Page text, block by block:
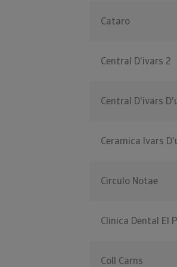
Cataro
Central D'ivars 2
Central D'ivars
Ceramica Ivars
Circulo Notae
Clinica Dental El
Coll Carns